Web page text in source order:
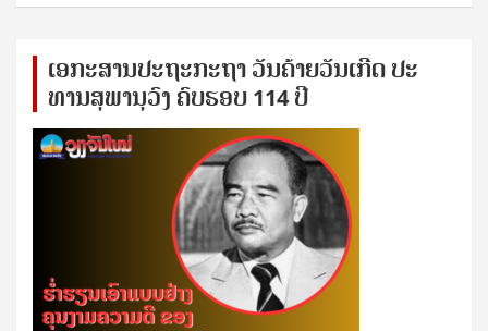
ເອ​ກະ​ສານ​ປະ​ຖະ​ກະ​ຖ​າ ວັນ​ຄ້າຍ​ວັນ​ເກີດ ປ​ະ​
ທານ​ສຸ​ພາ​ນຸ​ວົງ ຄົບ​ຮອບ 114 ປີ